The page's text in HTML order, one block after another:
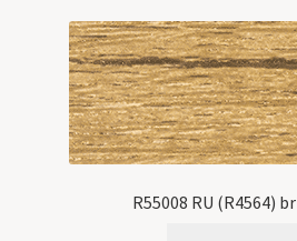
R55008 RU (R4564)